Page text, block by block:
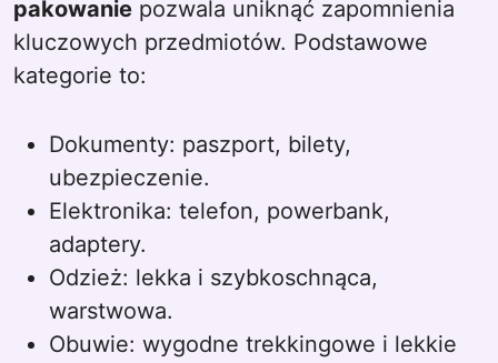
pakowanie pozwala uniknąć zapomnienia
kluczowych przedmiotów. Podstawowe
kategorie to:
Dokumenty: paszport, bilety,
ubezpieczenie.
Elektronika: telefon, powerbank,
adaptery.
Odzież: lekka i szybkoschnąca,
warstwowa.
Obuwie: wygodne trekkingowe i lekkie